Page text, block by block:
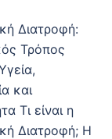
Διατροφή:
Τρόπος
και
Τι είναι η
Διατροφή; Η